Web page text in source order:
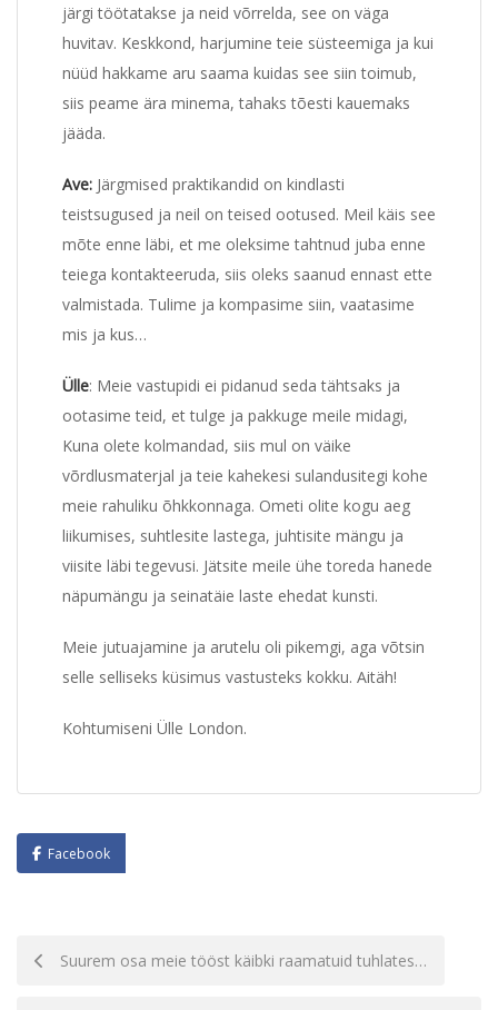
järgi töötatakse ja neid võrrelda, see on väga
huvitav. Keskkond, harjumine teie süsteemiga ja kui
nüüd hakkame aru saama kuidas see siin toimub,
siis peame ära minema, tahaks tõesti kauemaks
jääda.
Ave: Järgmised praktikandid on kindlasti
teistsugused ja neil on teised ootused. Meil käis see
mõte enne läbi, et me oleksime tahtnud juba enne
teiega kontakteeruda, siis oleks saanud ennast ette
valmistada. Tulime ja kompasime siin, vaatasime
mis ja kus…
Ülle: Meie vastupidi ei pidanud seda tähtsaks ja
ootasime teid, et tulge ja pakkuge meile midagi,
Kuna olete kolmandad, siis mul on väike
võrdlusmaterjal ja teie kahekesi sulandusitegi kohe
meie rahuliku õhkkonnaga. Ometi olite kogu aeg
liikumises, suhtlesite lastega, juhtisite mängu ja
viisite läbi tegevusi. Jätsite meile ühe toreda hanede
näpumängu ja seinatäie laste ehedat kunsti.
Meie jutuajamine ja arutelu oli pikemgi, aga võtsin
selle selliseks küsimus vastusteks kokku. Aitäh!
Kohtumiseni Ülle London.
Facebook
Navigatsioon
Suurem osa meie tööst käibki raamatuid tuhlates…